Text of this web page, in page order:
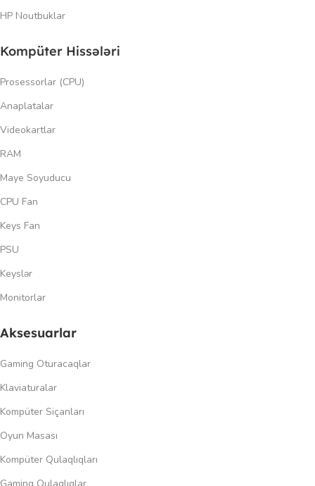
HP Noutbuklar
Kompüter Hissələri
Prosessorlar (CPU)
Anaplatalar
Videokartlar
RAM
Maye Soyuducu
CPU Fan
Keys Fan
PSU
Keyslər
Monitorlar
Aksesuarlar
Gaming Oturacaqlar
Klaviaturalar
Kompüter Siçanları
Oyun Masası
Kompüter Qulaqlıqları